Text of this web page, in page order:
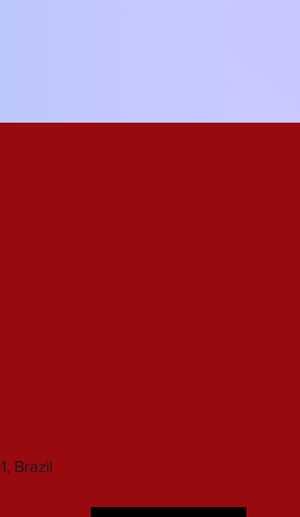
Brazil